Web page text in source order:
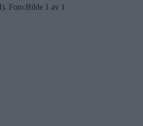
Foto:Bilde 1 av 1